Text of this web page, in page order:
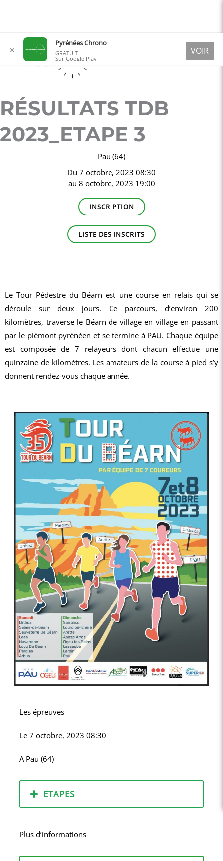
contenu
RÉSULTATS TDB
2023_ETAPE 3
Pau (64)
Du 7 octobre, 2023 08:30
au 8 octobre, 2023 19:00
INSCRIPTION
LISTE DES INSCRITS
Le Tour Pédestre du Béarn est une course en relais qui se
déroule sur deux jours. Ce parcours, d’environ 200
kilomètres, traverse le Béarn de village en village en passant
par le piémont pyrénéen et se termine à PAU. Chaque équipe
est composée de 7 relayeurs dont chacun effectue une
quinzaine de kilomètres. Les amateurs de la course à pied s’y
donnent rendez-vous chaque année.
Les épreuves
Le7 octobre, 2023 08:30
A Pau (64)
ETAPES
Plus d’informations
✕
Pyrénées Chrono
GRATUIT
Sur Google Play
VOIR